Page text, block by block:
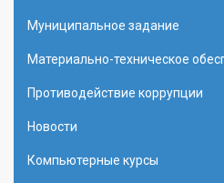
Муниципальное задание
Материально-техническое
Противодействие коррупции
Новости
Компьютерные курсы